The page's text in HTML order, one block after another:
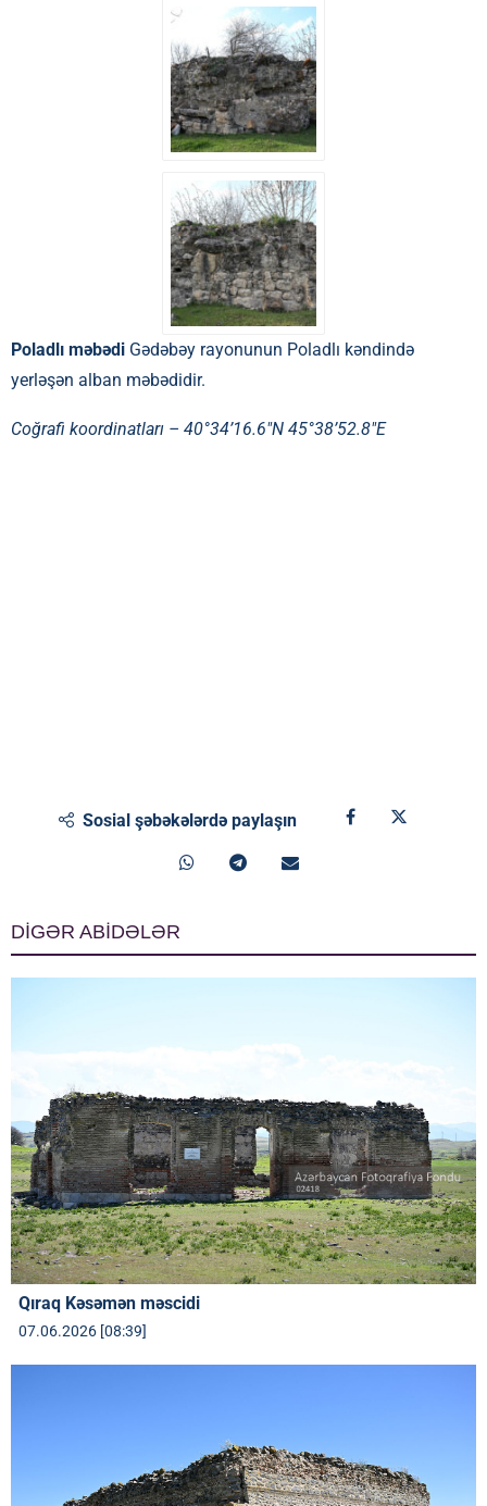
Poladlı məbədi Gədəbəy rayonunun Poladlı kəndində
yerləşən alban məbədidir.
Coğrafi koordinatları – 40°34’16.6″N 45°38’52.8″E
Sosial şəbəkələrdə paylaşın
DİGƏR ABİDƏLƏR
Qıraq Kəsəmən məscidi
07.06.2026 [08:39]